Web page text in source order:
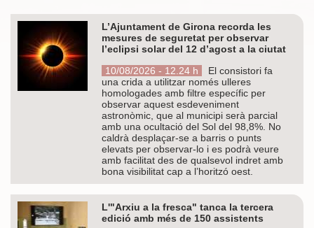
L’Ajuntament de Girona recorda les
mesures de seguretat per observar
l’eclipsi solar del 12 d’agost a la ciutat
10/08/2026 - 12.24 h
El consistori fa
una crida a utilitzar només ulleres
homologades amb filtre específic per
observar aquest esdeveniment
astronòmic, que al municipi serà parcial
amb una ocultació del Sol del 98,8%. No
caldrà desplaçar-se a barris o punts
elevats per observar-lo i es podrà veure
amb facilitat des de qualsevol indret amb
bona visibilitat cap a l’horitzó oest.
L'"Arxiu a la fresca" tanca la tercera
edició amb més de 150 assistents